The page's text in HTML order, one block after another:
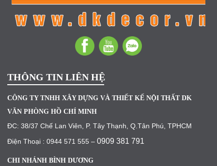
THÔNG TIN LIÊN HỆ
CÔNG TY TNHH XÂY DỰNG VÀ THIẾT KẾ NỘI THẤT DK
VĂN PHÒNG HỒ CHÍ MINH
ĐC: 38/37 Chế Lan Viên, P. Tây Thạnh, Q.Tân Phú, TPHCM
Điện Thoại : 0944 571 555 – 0909 381 791
CHI NHÁNH BÌNH DƯƠNG